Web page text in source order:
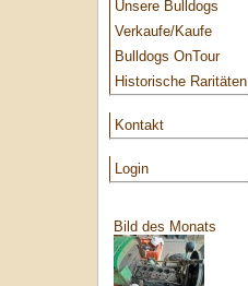
Unsere Bulldogs
Verkaufe/Kaufe
Bulldogs OnTour
Historische Raritäten
Kontakt
Login
Bild des Monats